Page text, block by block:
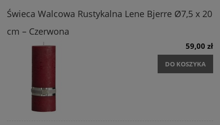
Świeca Walcowa Rustykalna Lene Bjerre Ø7,5 x 20
cm – Czerwona
59,00 zł
DO KOSZYKA